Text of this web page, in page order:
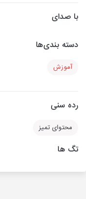
با صدای
دسته بندی‌ها
آموزش
رده سنی
محتوای تمیز
تگ ها